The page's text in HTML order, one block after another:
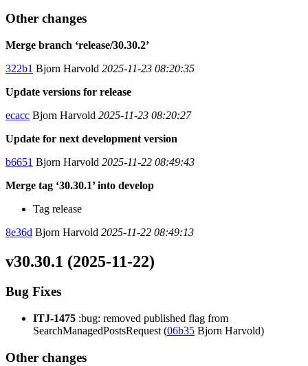
Other changes
Merge branch ‘release/30.30.2’
322b1 Bjorn Harvold 2025-11-23 08:20:35
Update versions for release
ecacc Bjorn Harvold 2025-11-23 08:20:27
Update for next development version
b6651 Bjorn Harvold 2025-11-22 08:49:43
Merge tag ‘30.30.1’ into develop
Tag release
8e36d Bjorn Harvold 2025-11-22 08:49:13
v30.30.1 (2025-11-22)
Bug Fixes
ITJ-1475 :bug: removed published flag from
SearchManagedPostsRequest (06b35 Bjorn Harvold)
Other changes